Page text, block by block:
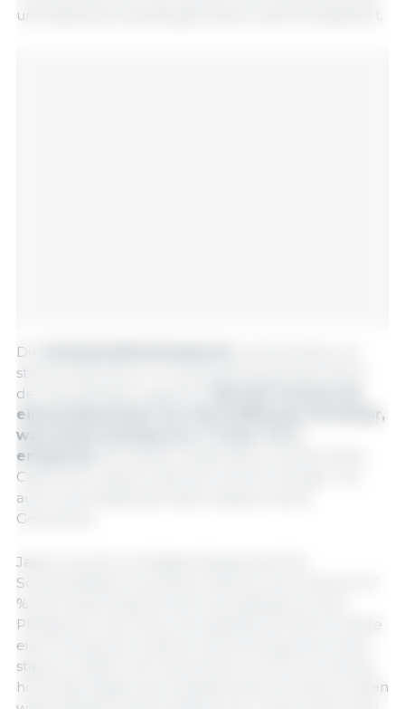
und Agrarplanung (Epagri/Cepa) zusammengestellt.
Die
starkes Wachstum. Im Quartalsverlauf exportierte
der Bundesstaat insgesamt
einem Exportwert von 454,3 Millionen US-Dollar,
was einem Anstieg von 4 % bzw. 7,5 %
entspricht.
Catarina für diesen Zeitraum sowohl mengen- als
auch wertmäßig das beste Ergebnis seiner
Geschichte.
Japan war der wichtigste Absatzmarkt für
Schweinefleisch aus Santa Catarina und machte 31,7
% des Gesamtexportwerts aus, gefolgt von den
Philippinen und China. Der japanische Markt erlebte
einen deutlichen Aufschwung: Das Exportvolumen
stieg um 59,8 %, der Exportwert um 53,7 %, was die
hohe Nachfrage nach brasilianischem Protein in Asien